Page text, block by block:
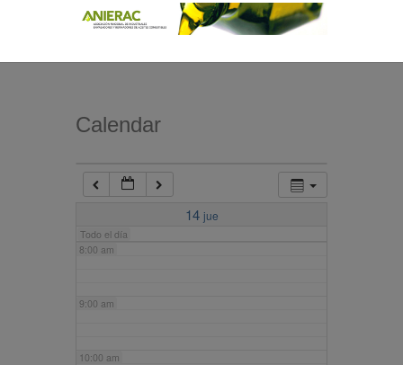
Calendar
14 jue
Todo el día
7:00 am
8:00 am
9:00 am
10:00 am